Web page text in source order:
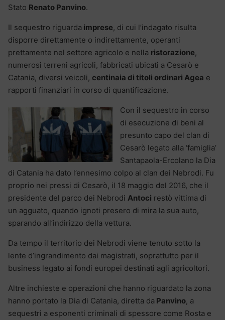
Stato Renato Panvino.
Il sequestro riguarda imprese, di cui l’indagato risulta
disporre direttamente o indirettamente, operanti
prettamente nel settore agricolo e nella ristorazione,
numerosi terreni agricoli, fabbricati ubicati a Cesarò e
Catania, diversi veicoli, centinaia di titoli ordinari Agea e
rapporti finanziari in corso di quantificazione.
Con il sequestro in corso
di esecuzione di beni al
presunto capo del clan di
Cesarò legato alla ‘famiglia’
Santapaola-Ercolano la Dia
di Catania ha dato l’ennesimo colpo al clan dei Nebrodi. Fu
proprio nei pressi di Cesarò, il 18 maggio del 2016, che il
presidente del parco dei Nebrodi Antoci restò vittima di
un agguato, quando ignoti presero di mira la sua auto,
sparando all’indirizzo della vettura.
Da tempo il territorio dei Nebrodi viene tenuto sotto la
lente d’ingrandimento dai magistrati, soprattutto per il
business legato ai fondi europei destinati agli agricoltori.
Altre inchieste e operazioni che hanno riguardato la zona
hanno portato la Dia di Catania, diretta da Panvino, a
sequestri a esponenti criminali di spessore come Rosta e